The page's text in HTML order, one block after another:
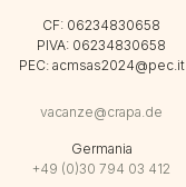
CF: 06234830658
PIVA: 06234830658
PEC: acmsas2024@pec.it
vacanze@crapa.de
Germania
+49 (0)30 794 03 412